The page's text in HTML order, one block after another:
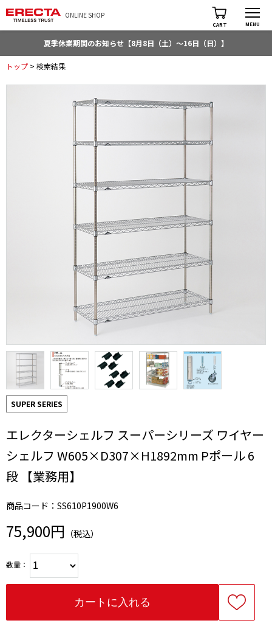
ONLINE SHOP
CART MENU
夏季休業期間のお知らせ【8月8日（土）～16日（日）】
トップ > 検索結果
SUPER SERIES
エレクターシェルフ スーパーシリーズ ワイヤー
シェルフ W605×D307×H1892mm Pポール 6
段 【業務用】
商品コード：SS610P1900W6
75,900円 （税込）
数量：